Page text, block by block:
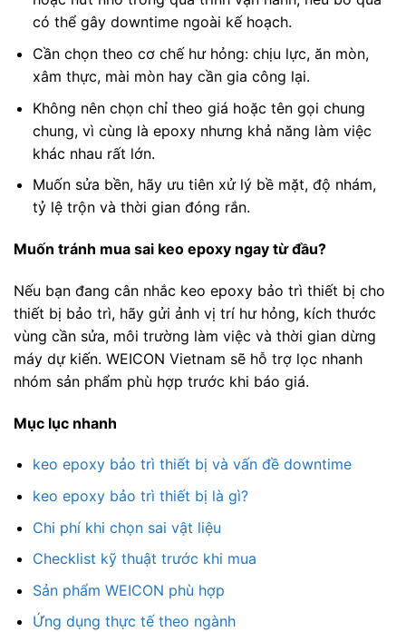
có thể gây downtime ngoài kế hoạch.
Cần chọn theo cơ chế hư hỏng: chịu lực, ăn mòn,
xâm thực, mài mòn hay cần gia công lại.
Không nên chọn chỉ theo giá hoặc tên gọi chung
chung, vì cùng là epoxy nhưng khả năng làm việc
khác nhau rất lớn.
Muốn sửa bền, hãy ưu tiên xử lý bề mặt, độ nhám,
tỷ lệ trộn và thời gian đóng rắn.
Muốn tránh mua sai keo epoxy ngay từ đầu?
Nếu bạn đang cân nhắc keo epoxy bảo trì thiết bị cho
thiết bị bảo trì, hãy gửi ảnh vị trí hư hỏng, kích thước
vùng cần sửa, môi trường làm việc và thời gian dừng
máy dự kiến. WEICON Vietnam sẽ hỗ trợ lọc nhanh
nhóm sản phẩm phù hợp trước khi báo giá.
Mục lục nhanh
keo epoxy bảo trì thiết bị và vấn đề downtime
keo epoxy bảo trì thiết bị là gì?
Chi phí khi chọn sai vật liệu
Checklist kỹ thuật trước khi mua
Sản phẩm WEICON phù hợp
Ứng dụng thực tế theo ngành